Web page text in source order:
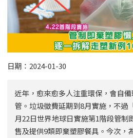
日期：2024-01-30
近年，愈來愈多人注重環保，會自
管。垃圾徵費延期到8月實施，不過
月22日世界地球日實施第1階段管制
售及提供9類即棄塑膠餐具。今次，